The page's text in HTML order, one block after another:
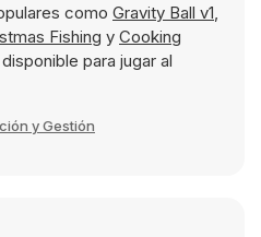
como Gravity Ball v1,
Fishing y Cooking
para jugar al
y Gestión